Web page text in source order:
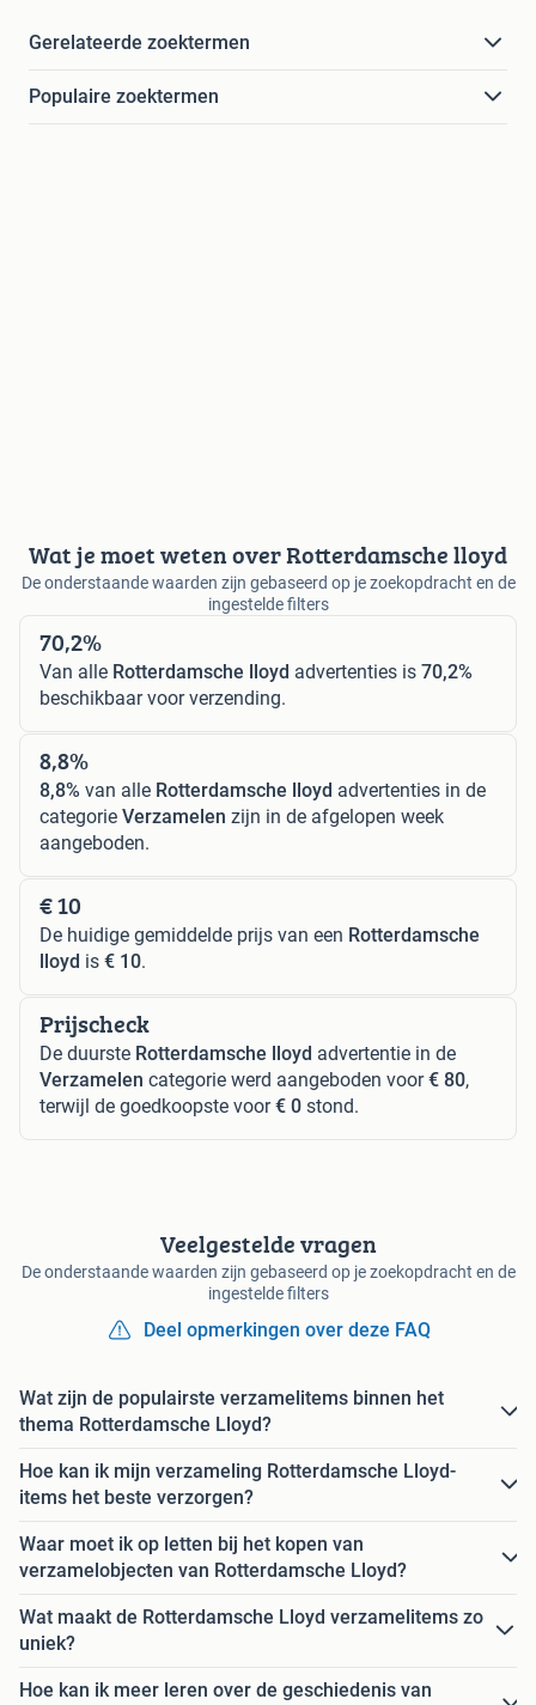
Gerelateerde zoektermen
Populaire zoektermen
Wat je moet weten over Rotterdamsche lloyd
De onderstaande waarden zijn gebaseerd op je zoekopdracht en de
ingestelde filters
70,2%
Van alle Rotterdamsche lloyd advertenties is 70,2%
beschikbaar voor verzending.
8,8%
8,8% van alle Rotterdamsche lloyd advertenties in de
categorie Verzamelen zijn in de afgelopen week
aangeboden.
€ 10
De huidige gemiddelde prijs van een Rotterdamsche
lloyd is € 10.
Prijscheck
De duurste Rotterdamsche lloyd advertentie in de
Verzamelen categorie werd aangeboden voor€ 80,
terwijl de goedkoopste voor€ 0 stond.
Veelgestelde vragen
De onderstaande waarden zijn gebaseerd op je zoekopdracht en de
ingestelde filters
Deel opmerkingen over deze FAQ
Wat zijn de populairste verzamelitems binnen het
thema Rotterdamsche Lloyd?
Hoe kan ik mijn verzameling Rotterdamsche Lloyd-
items het beste verzorgen?
Waar moet ik op letten bij het kopen van
verzamelobjecten van Rotterdamsche Lloyd?
Wat maakt de Rotterdamsche Lloyd verzamelitems zo
uniek?
Hoe kan ik meer leren over de geschiedenis van